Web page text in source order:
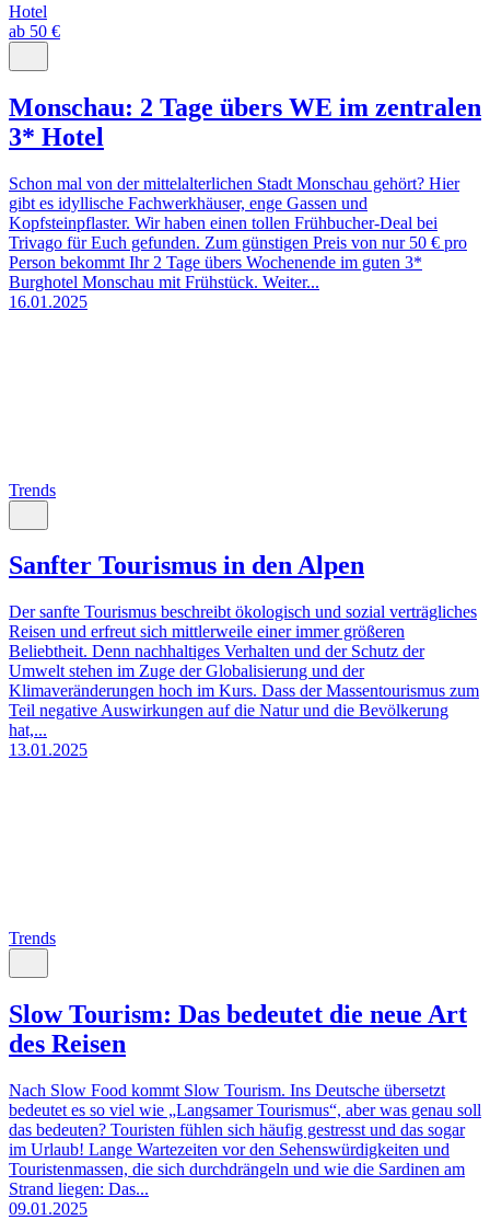
Hotel
ab 50 €
Monschau: 2 Tage übers WE im zentralen
3* Hotel
Schon mal von der mittelalterlichen Stadt Monschau gehört? Hier
gibt es idyllische Fachwerkhäuser, enge Gassen und
Kopfsteinpflaster. Wir haben einen tollen Frühbucher-Deal bei
Trivago für Euch gefunden. Zum günstigen Preis von nur 50 € pro
Person bekommt Ihr 2 Tage übers Wochenende im guten 3*
Burghotel Monschau mit Frühstück. Weiter...
16.01.2025
Trends
Sanfter Tourismus in den Alpen
Der sanfte Tourismus beschreibt ökologisch und sozial verträgliches
Reisen und erfreut sich mittlerweile einer immer größeren
Beliebtheit. Denn nachhaltiges Verhalten und der Schutz der
Umwelt stehen im Zuge der Globalisierung und der
Klimaveränderungen hoch im Kurs. Dass der Massentourismus zum
Teil negative Auswirkungen auf die Natur und die Bevölkerung
hat,...
13.01.2025
Trends
Slow Tourism: Das bedeutet die neue Art
des Reisen
Nach Slow Food kommt Slow Tourism. Ins Deutsche übersetzt
bedeutet es so viel wie „Langsamer Tourismus“, aber was genau soll
das bedeuten? Touristen fühlen sich häufig gestresst und das sogar
im Urlaub! Lange Wartezeiten vor den Sehenswürdigkeiten und
Touristenmassen, die sich durchdrängeln und wie die Sardinen am
Strand liegen: Das...
09.01.2025